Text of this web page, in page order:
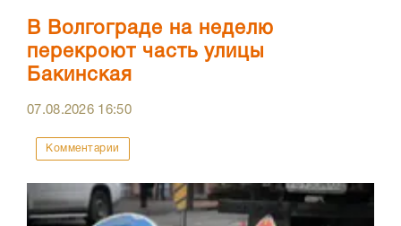
В Волгограде на неделю
перекроют часть улицы
Бакинская
07.08.2026 16:50
Комментарии